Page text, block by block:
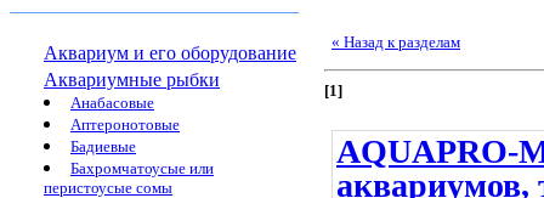
Аквариум и его оборудование
Аквариумные рыбки
Анабасовые
Аптеронотовые
Бадиевые
Бахромчатоусые или
перистоусые сомы
« Назад к разделам
[1]
AQUAPRO-
аквариумов,